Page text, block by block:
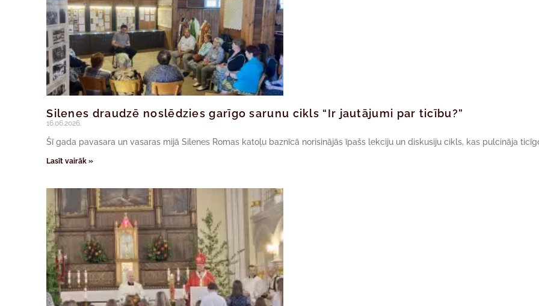
Silenes draudzē noslēdzies garīgo sarunu cikls “Ir jautājumi par ticību?”
16.06.2026.
Šī gada pavasara un vasaras mijā Silenes Romas katoļu baznīcā norisinājās īpašs lekciju un diskusiju cikls, kas pulcināja
Lasīt vairāk »